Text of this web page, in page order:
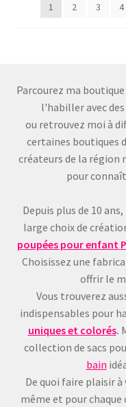
1 2 3 4
Parcourez ma
l'habiller avec
ou retrouvez moi à
certaines boutiques
créateurs de la région
pour
Depuis plus de 10
large choix de
poupées pour enfant
Choisissez une
offrir le
Vous trouverez
indispensables pour
uniques et colorés.
collection de sacs
bain
De quoi faire plaisir à
même et pour chaque